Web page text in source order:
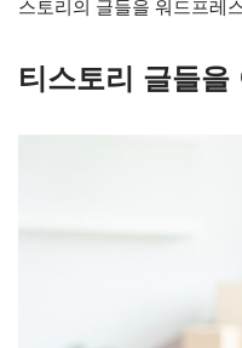
스토리의 글들을 워드프레
티스토리 글들